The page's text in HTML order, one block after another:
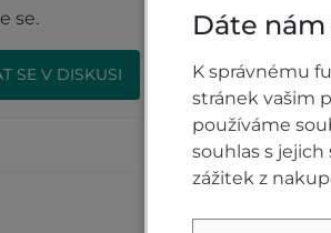
se.
SE V DISKUSI
Dáte
K správnému
stránek vašim
používáme
souhlas s
zážitek z